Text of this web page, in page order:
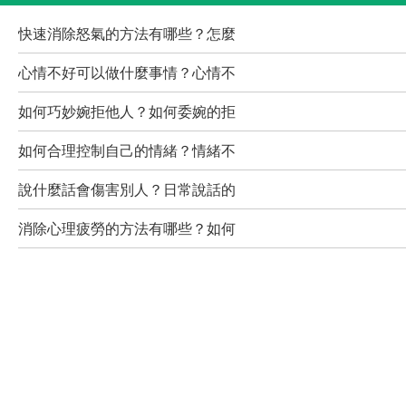
快速消除怒氣的方法有哪些？怎麼
心情不好可以做什麼事情？心情不
如何巧妙婉拒他人？如何委婉的拒
如何合理控制自己的情緒？情緒不
說什麼話會傷害別人？日常說話的
消除心理疲勞的方法有哪些？如何